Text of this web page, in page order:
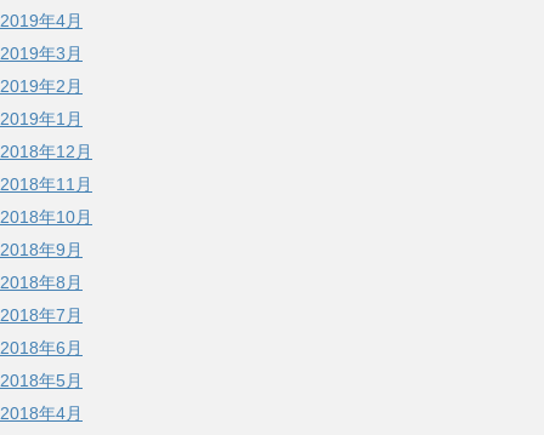
2019年4月
2019年3月
2019年2月
2019年1月
2018年12月
2018年11月
2018年10月
2018年9月
2018年8月
2018年7月
2018年6月
2018年5月
2018年4月